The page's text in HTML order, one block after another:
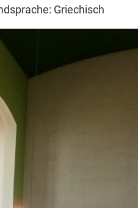
Griechisch